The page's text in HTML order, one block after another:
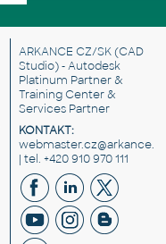
ARKANCE CZ/SK(CAD
Studio) - Autodesk
Platinum Partner &
Training Center &
Services Partner
KONTAKT:
| tel. +420 910 970 111